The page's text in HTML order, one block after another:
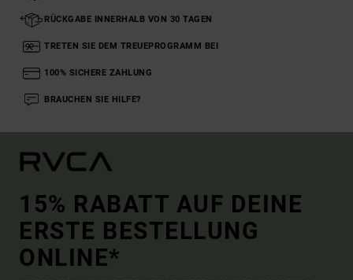
RÜCKGABE INNERHALB VON 30 TAGEN
TRETEN SIE DEM TREUEPROGRAMM BEI
100% SICHERE ZAHLUNG
BRAUCHEN SIE HILFE?
15% RABATT AUF DEINE
ERSTE BESTELLUNG
ONLINE*